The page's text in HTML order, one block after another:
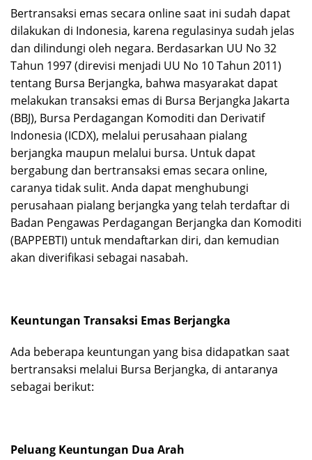
Bertransaksi emas secara online saat ini sudah dapat
dilakukan di Indonesia, karena regulasinya sudah jelas
dan dilindungi oleh negara. Berdasarkan UU No 32
Tahun 1997 (direvisi menjadi UU No 10 Tahun 2011)
tentang Bursa Berjangka, bahwa masyarakat dapat
melakukan transaksi emas di Bursa Berjangka Jakarta
(BBJ), Bursa Perdagangan Komoditi dan Derivatif
Indonesia (ICDX), melalui perusahaan pialang
berjangka maupun melalui bursa. Untuk dapat
bergabung dan bertransaksi emas secara online,
caranya tidak sulit. Anda dapat menghubungi
perusahaan pialang berjangka yang telah terdaftar di
Badan Pengawas Perdagangan Berjangka dan Komoditi
(BAPPEBTI) untuk mendaftarkan diri, dan kemudian
akan diverifikasi sebagai nasabah.
Keuntungan Transaksi Emas Berjangka
Ada beberapa keuntungan yang bisa didapatkan saat
bertransaksi melalui Bursa Berjangka, di antaranya
sebagai berikut:
Peluang Keuntungan Dua Arah